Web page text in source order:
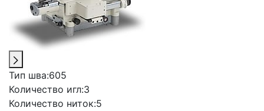
Тип шва:605
Количество игл:3
Количество ниток:5